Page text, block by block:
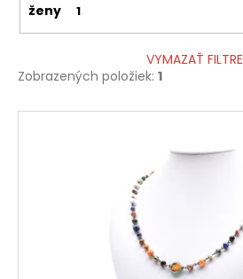
ženy 1
VYMAZAŤ FILTRE
Zobrazených položiek: 1
V